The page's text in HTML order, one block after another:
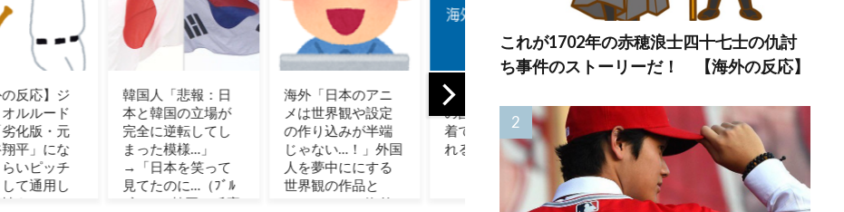
韓国人「悲報：日
本と韓国の立場が
完全に逆転してし
まった模様…」
→「日本を笑って
見てたのに…（ﾌﾞﾙ
ﾌﾞﾙ」＝韓国の反応
海外「日本のアニ
メは世界観や設定
の作り込みが半端
じゃない…！」外国
人を夢中ににする
世界観の作品と
は・・・？ 海外
カナダ人「お前ら
の国で異性の服を
着てたらどう思わ
れる？」
の買収と大規模削
減計画が物議！海
外ゲーマー「10年
間ずっと死を願っ
てた」
がバカンスに行く
よ【ポーランドボ
ール】
反応
これが1702年の赤穂浪士四十七士の仇討
ち事件のストーリーだ！ 【海外の反応】